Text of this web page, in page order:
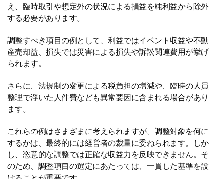
え、臨時取引や想定外の状況による損益を純利益から除外
する必要があります。
調整すべき項目の例として、利益ではイベント収益や不動
産売却益、損失では災害による損失や訴訟関連費用が挙げ
られます。
さらに、法規制の変更による税負担の増減や、臨時の人員
整理で浮いた人件費なども異常要因に含まれる場合があり
ます。
これらの例はさまざまに考えられますが、調整対象を何に
するかは、最終的には経営者の裁量に委ねられます。しか
し、恣意的な調整では正確な収益力を反映できません。そ
のため、調整項目の選定にあたっては、一貫した基準を設